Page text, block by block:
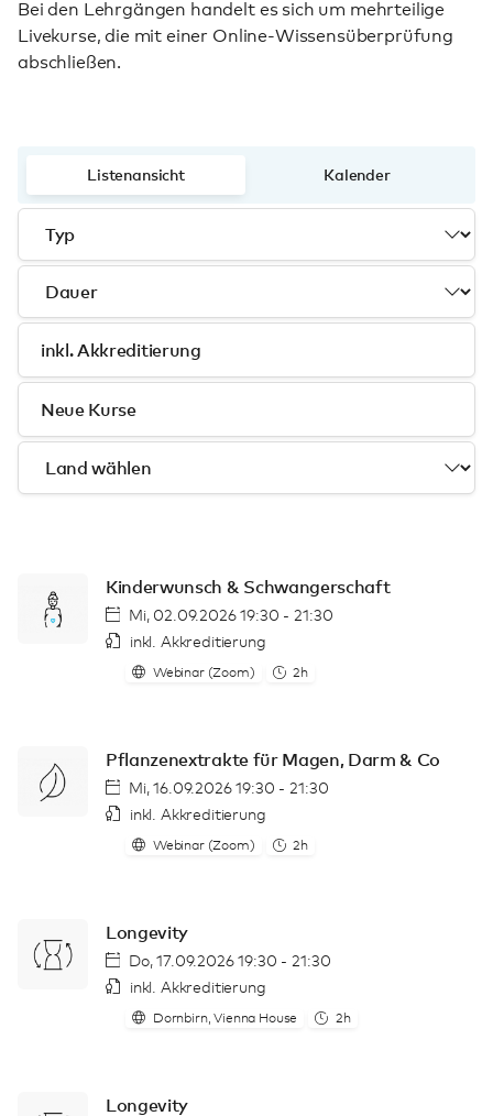
Bei den Lehrgängen handelt es sich um mehrteilige
Livekurse, die mit einer Online-Wissensüberprüfung
abschließen.
inkl. Akkreditierung
Neue Kurse
Listenansicht Kalender
Kinderwunsch & Schwangerschaft
Mi, 02.09.2026 19:30 - 21:30
inkl. Akkreditierung
Webinar (Zoom) 2h
Pflanzenextrakte für Magen, Darm & Co
Mi, 16.09.2026 19:30 - 21:30
inkl. Akkreditierung
Webinar (Zoom) 2h
Longevity
Do, 17.09.2026 19:30 - 21:30
inkl. Akkreditierung
Dornbirn, Vienna House 2h
Longevity